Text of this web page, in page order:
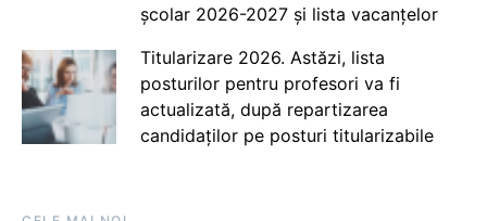
școlar 2026-2027 și lista vacanțelor
Titularizare 2026. Astăzi, lista
posturilor pentru profesori va fi
actualizată, după repartizarea
candidaților pe posturi titularizabile